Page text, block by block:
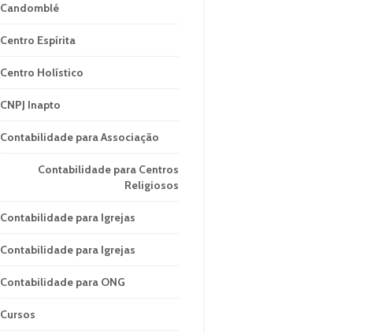
Candomblé
Centro Espírita
Centro Holístico
CNPJ Inapto
Contabilidade para Associação
Contabilidade para Centros
Religiosos
Contabilidade para Igrejas
Contabilidade para Igrejas
Contabilidade para ONG
Cursos